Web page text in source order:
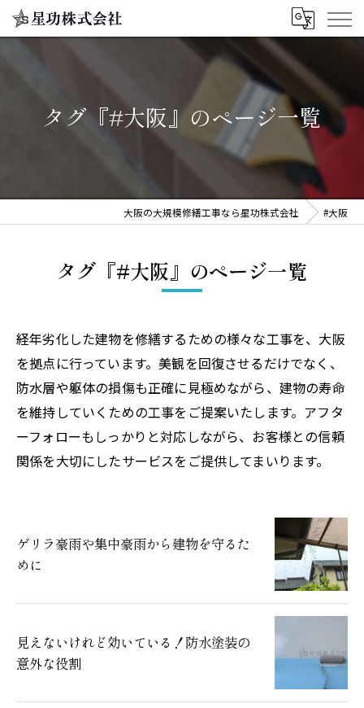
タグ『#大阪』のページ一覧
大阪の大規模修繕工事なら星功株式会社 #大阪
タグ『#大阪』のページ一覧
経年劣化した建物を修繕するための様々な工事を、大阪
を拠点に行っています。美観を回復させるだけでなく、
防水層や躯体の損傷も正確に見極めながら、建物の寿命
を維持していくための工事をご提案いたします。アフタ
ーフォローもしっかりと対応しながら、お客様との信頼
関係を大切にしたサービスをご提供してまいります。
ゲリラ豪雨や集中豪雨から建物を守るた
めに
見えないけれど効いている！防水塗装の
意外な役割